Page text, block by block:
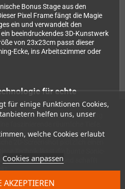
für einige Funktionen Cookies,
helfen uns, unser
welche Cookies erlaubt
Cookies anpassen
AKZEPTIEREN
Bonus Stage aus den
Pixel Frame fängt die Magie
ein und verwandelt den
beeindruckendes 3D-Kunstwerk
von 23x23cm passt dieser
Ecke, ins Arbeitszimmer oder
für echte
Durch die clevere Anordnung
faszinierende räumliche Tiefe.
Hintergrund sind voneinander
2D-Screenshot plötzlich einen
herausspringen und schafft